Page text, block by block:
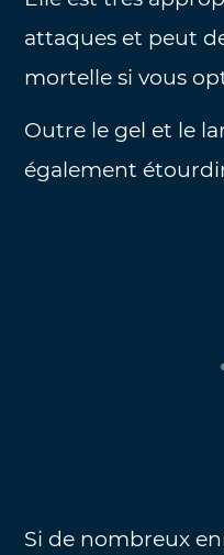
attaques et peut
mortelle si vous
Outre le gel et le
également
Si de nombreux